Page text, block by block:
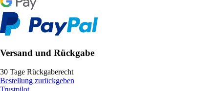
Versand und Rückgabe
30 Tage Rückgaberecht
Bestellung zurückgeben
Trustpilot